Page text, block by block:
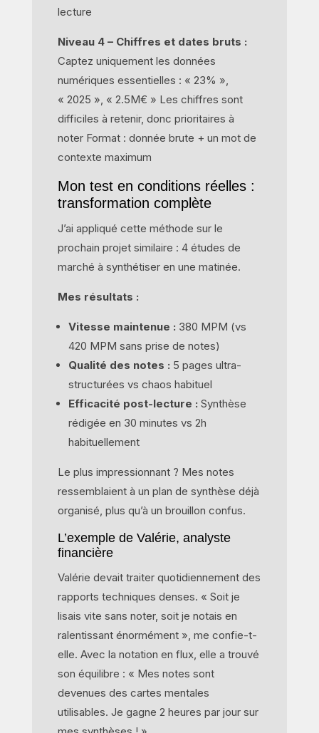
lecture
Niveau 4 – Chiffres et dates bruts :
Captez uniquement les données
numériques essentielles : « 23% »,
« 2025 », « 2.5M€ » Les chiffres sont
difficiles à retenir, donc prioritaires à
noter Format : donnée brute + un mot de
contexte maximum
Mon test en conditions réelles :
transformation complète
J’ai appliqué cette méthode sur le
prochain projet similaire : 4 études de
marché à synthétiser en une matinée.
Mes résultats :
Vitesse maintenue : 380 MPM (vs
420 MPM sans prise de notes)
Qualité des notes : 5 pages ultra-
structurées vs chaos habituel
Efficacité post-lecture : Synthèse
rédigée en 30 minutes vs 2h
habituellement
Le plus impressionnant ? Mes notes
ressemblaient à un plan de synthèse déjà
organisé, plus qu’à un brouillon confus.
L’exemple de Valérie, analyste
financière
Valérie devait traiter quotidiennement des
rapports techniques denses. « Soit je
lisais vite sans noter, soit je notais en
ralentissant énormément », me confie-t-
elle. Avec la notation en flux, elle a trouvé
son équilibre : « Mes notes sont
devenues des cartes mentales
utilisables. Je gagne 2 heures par jour sur